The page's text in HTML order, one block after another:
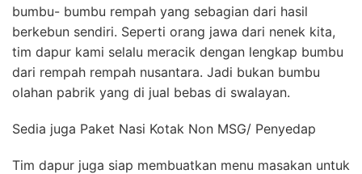
bumbu- bumbu rempah yang sebagian dari hasil
berkebun sendiri. Seperti orang jawa dari nenek kita,
tim dapur kami selalu meracik dengan lengkap bumbu
dari rempah rempah nusantara. Jadi bukan bumbu
olahan pabrik yang di jual bebas di swalayan.
Sedia juga Paket Nasi Kotak Non MSG/ Penyedap
Tim dapur juga siap membuatkan menu masakan untuk